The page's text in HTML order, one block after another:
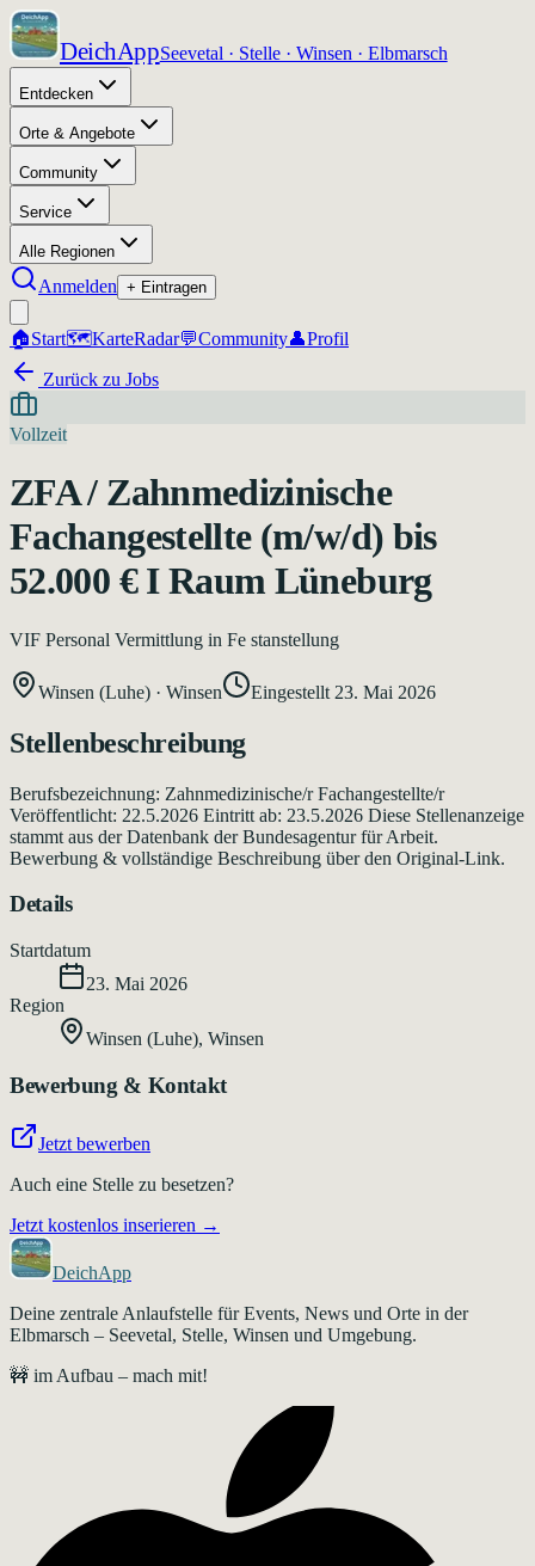
DeichAppSeevetal · Stelle · Winsen · Elbmarsch
Entdecken
Orte & Angebote
Community
Service
Alle Regionen
Anmelden + Eintragen
🏠Start🗺️KarteRadar💬Community👤Profil
Zurück zu Jobs
Vollzeit
ZFA / Zahnmedizinische
Fachangestellte (m/w/d) bis
52.000 € I Raum Lüneburg
VIF Personal Vermittlung in Fe stanstellung
Winsen (Luhe) · Winsen Eingestellt 23. Mai 2026
Stellenbeschreibung
Berufsbezeichnung: Zahnmedizinische/r Fachangestellte/r
Veröffentlicht: 22.5.2026 Eintritt ab: 23.5.2026 Diese Stellenanzeige
stammt aus der Datenbank der Bundesagentur für Arbeit.
Bewerbung & vollständige Beschreibung über den Original-Link.
Details
Startdatum
23. Mai 2026
Region
Winsen (Luhe), Winsen
Bewerbung & Kontakt
Jetzt bewerben
Auch eine Stelle zu besetzen?
Jetzt kostenlos inserieren →
DeichApp
Deine zentrale Anlaufstelle für Events, News und Orte in der
Elbmarsch – Seevetal, Stelle, Winsen und Umgebung.
🚧 im Aufbau – mach mit!